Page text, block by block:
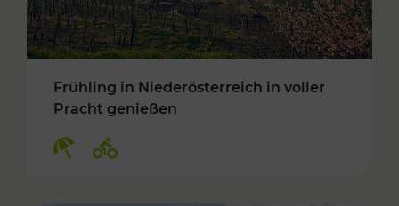
Frühling in Niederösterreich in voller
Pracht genießen